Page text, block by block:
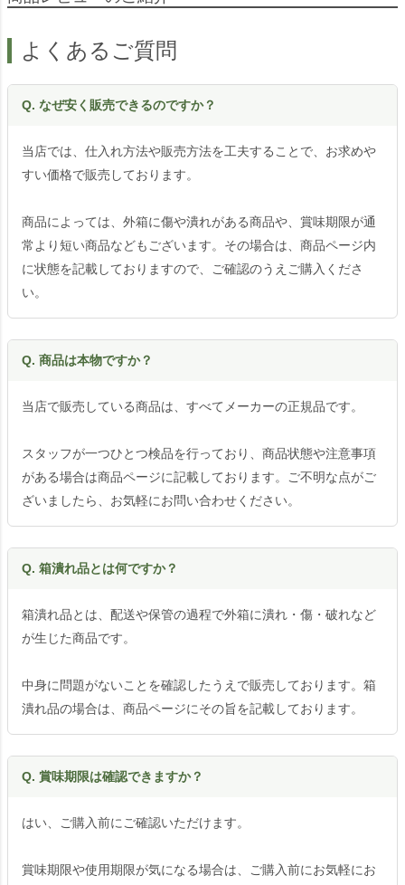
よくあるご質問
Q. なぜ安く販売できるのですか？
当店では、仕入れ方法や販売方法を工夫することで、お求めや
すい価格で販売しております。
商品によっては、外箱に傷や潰れがある商品や、賞味期限が通
常より短い商品などもございます。その場合は、商品ページ内
に状態を記載しておりますので、ご確認のうえご購入くださ
い。
Q. 商品は本物ですか？
当店で販売している商品は、すべてメーカーの正規品です。
スタッフが一つひとつ検品を行っており、商品状態や注意事項
がある場合は商品ページに記載しております。ご不明な点がご
ざいましたら、お気軽にお問い合わせください。
Q. 箱潰れ品とは何ですか？
箱潰れ品とは、配送や保管の過程で外箱に潰れ・傷・破れなど
が生じた商品です。
中身に問題がないことを確認したうえで販売しております。箱
潰れ品の場合は、商品ページにその旨を記載しております。
Q. 賞味期限は確認できますか？
はい、ご購入前にご確認いただけます。
賞味期限や使用期限が気になる場合は、ご購入前にお気軽にお